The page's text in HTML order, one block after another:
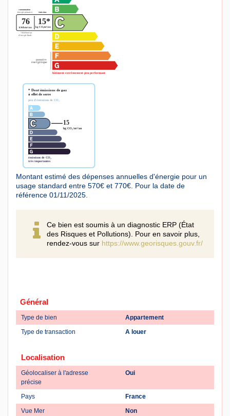
Montant estimé des dépenses annuelles d'énergie pour un
usage standard entre 570€ et 770€. Pour la date de
référence 01/11/2025.
Ce bien est soumis à un diagnostic ERP (État
des Risques et Pollutions). Pour en savoir plus,
rendez-vous sur https://www.georisques.gouv.fr/
Général
Type de bien
Appartement
Type de transaction
A louer
Localisation
Géolocaliser à l'adresse
précise
Oui
Pays
France
Vue Mer
Non